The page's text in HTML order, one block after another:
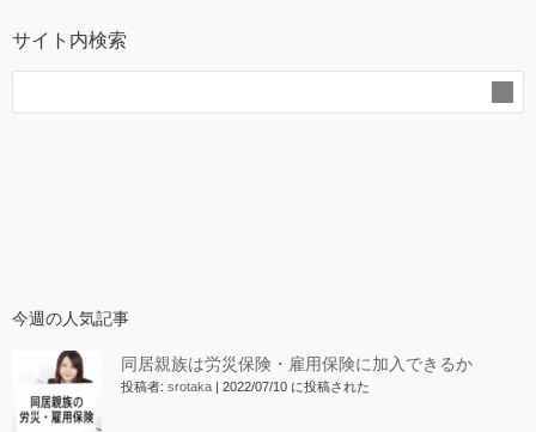
サイト内検索
今週の人気記事
同居親族は労災保険・雇用保険に加入できるか
投稿者: srotaka 2022/07/10 に投稿された